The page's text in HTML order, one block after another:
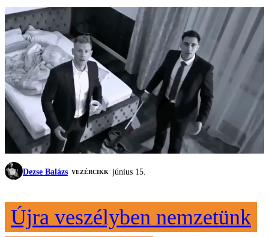
Dezse Balázs VEZÉRCIKK június 15.
Újra veszélyben nemzetünk